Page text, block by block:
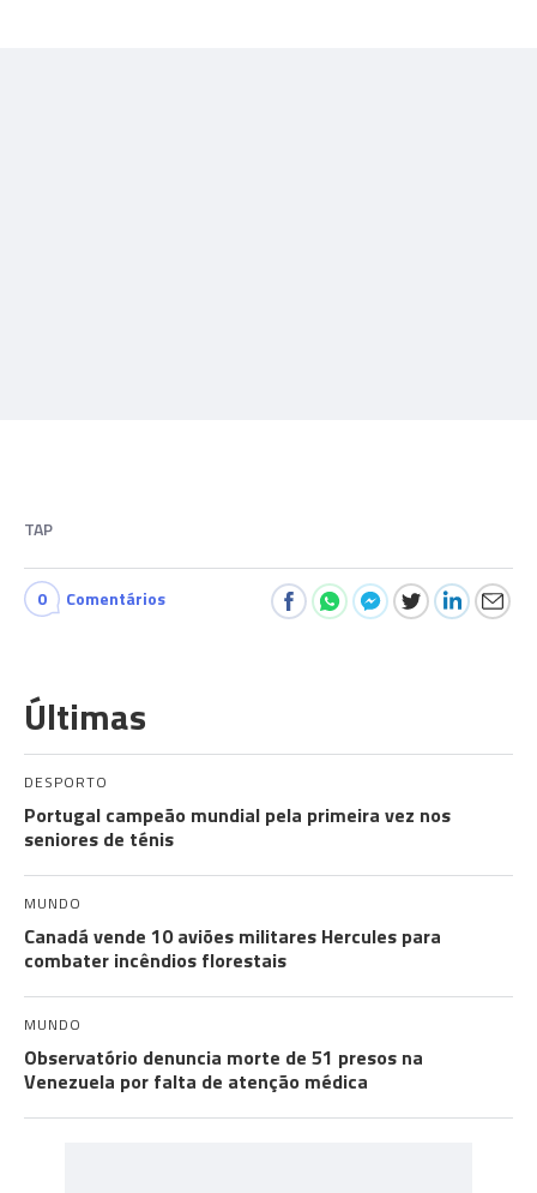
TAP
0 Comentários
Últimas
DESPORTO
Portugal campeão mundial pela primeira vez nos
seniores de ténis
MUNDO
Canadá vende 10 aviões militares Hercules para
combater incêndios florestais
MUNDO
Observatório denuncia morte de 51 presos na
Venezuela por falta de atenção médica